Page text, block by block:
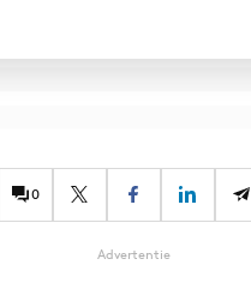
0
Advertentie